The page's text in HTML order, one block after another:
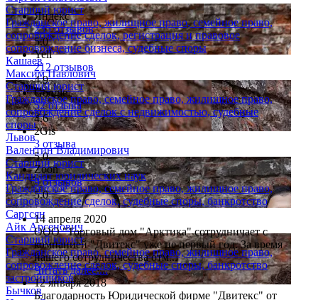
Старший юрист
Гражданское право, жилищное право, семейное право,
сопровождение сделок, регистрация и правовое
сопровождение бизнеса, судебные споры
Кашаев
Максим Павлович
Старший юрист
Гражданское право, семейное право, жилищное право,
сопровождение сделок с недвижимостью, судебные
споры
Львов
Валентин Владимирович
Старший юрист
Кандидат юридических наук
Гражданское право, семейное право, жилищное право,
сопровождение сделок, судебные споры, банкротство
Саргсян
Айк Арсенович
Старший юрист
Гражданское право, семейное право, жилищное право,
сопровождение сделок, судебные споры, банкротство
застройщиков
Бычков
Яндекс
235 отзывов
5.0
Yell
212 отзывов
4.9
Google
52 отзыва
4.6
2Gis
3 отзыва
5.0
Zoon
9 отзывов
5.0
14 апреля 2020
ООО "Торговый дом "Арктика" сотрудничает с
компанией "Двитекс" уже не первый год. За время
нашего сотрудничества отм...
Читать далее....
12 января 2018
Благодарность Юридической фирме "Двитекс" от